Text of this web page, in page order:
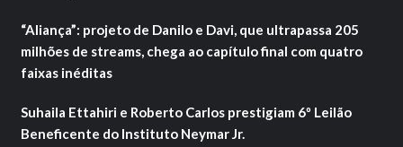
“Aliança”: projeto de Danilo e Davi, que ultrapassa 205
milhões de streams, chega ao capítulo final com quatro
faixas inéditas
Suhaila Ettahiri e Roberto Carlos prestigiam 6º Leilão
Beneficente do Instituto Neymar Jr.